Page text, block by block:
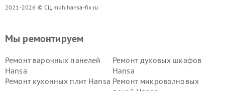
2021-2026 © СЦ mkh.hansa-fix.ru
Мы ремонтируем
Ремонт варочных панелей
Hansa
Ремонт духовых шкафов
Hansa
Ремонт кухонных плит Hansa Ремонт микроволновых